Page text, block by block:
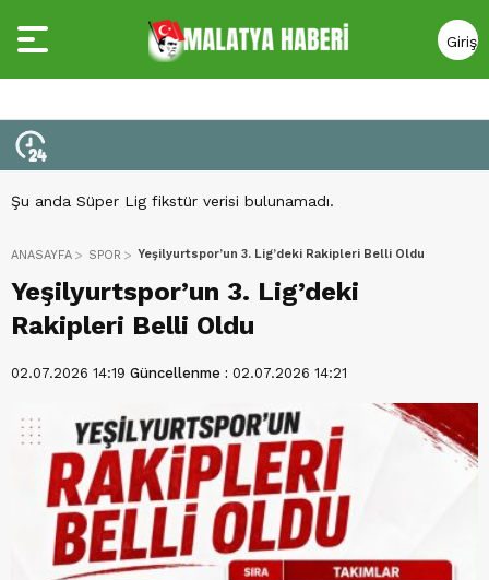
Giriş
Yap
Şu anda Süper Lig fikstür verisi bulunamadı.
ANASAYFA SPOR Yeşilyurtspor’un 3. Lig’deki Rakipleri Belli Oldu
Yeşilyurtspor’un 3. Lig’deki
Rakipleri Belli Oldu
02.07.2026 14:19 Güncellenme : 02.07.2026 14:21